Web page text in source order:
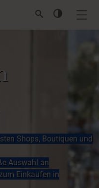
Shops, Boutiquen und
Auswahl an
Einkaufen in